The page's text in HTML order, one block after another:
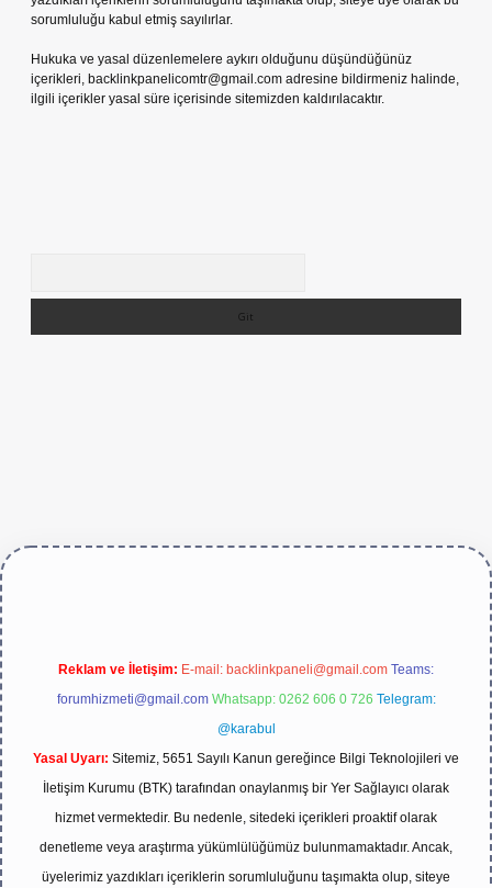
sorumluluğu kabul etmiş sayılırlar.
Hukuka ve yasal düzenlemelere aykırı olduğunu düşündüğünüz
içerikleri, backlinkpanelicomtr@gmail.com adresine bildirmeniz halinde,
ilgili içerikler yasal süre içerisinde sitemizden kaldırılacaktır.
Reklam ve İletişim: E-mail: backlinkpaneli@gmail.com Teams:
forumhizmeti@gmail.com Whatsapp: 0262 606 0 726 Telegram:
@karabul
Yasal Uyarı: Sitemiz, 5651 Sayılı Kanun gereğince Bilgi Teknolojileri ve
İletişim Kurumu (BTK) tarafından onaylanmış bir Yer Sağlayıcı olarak
hizmet vermektedir. Bu nedenle, sitedeki içerikleri proaktif olarak
denetleme veya araştırma yükümlülüğümüz bulunmamaktadır. Ancak,
üyelerimiz yazdıkları içeriklerin sorumluluğunu taşımakta olup, siteye